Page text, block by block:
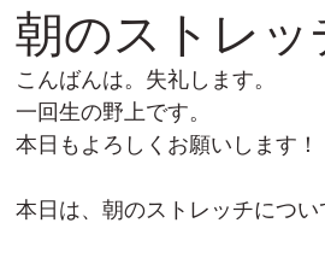
朝のストレッ
こんばんは。失礼します。
一回生の野上です。
本日もよろしくお願いします！
本日は、朝のストレッチについ